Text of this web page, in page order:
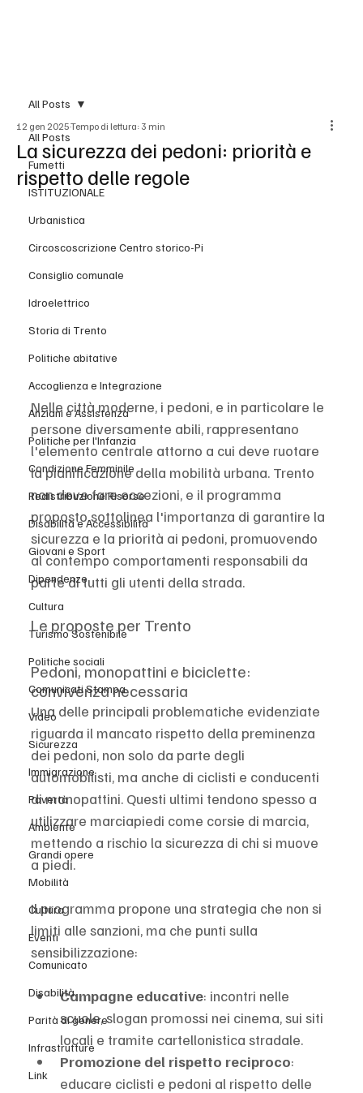
All Posts
Fumetti
ISTITUZIONALE
Urbanistica
Circoscoscrizione Centro storico-Pi
Consiglio comunale
Idroelettrico
Storia di Trento
Politiche abitative
Accoglienza e Integrazione
Anziani e Assistenza
Politiche per l'Infanzia
Condizione Femminile
Redistribuzione Risorse
Disabilità e Accessibilità
Giovani e Sport
Dipendenze
Cultura
Turismo Sostenibile
Politiche sociali
Comunicati Stampa
Video
Sicurezza
Immigrazione
Povertà
Ambiente
Grandi opere
Mobilità
Cultura
Eventi
Comunicato
Disabilità
Parità di genere
Infrastrutture
Link
All Posts
La sicurezza dei pedoni: priorità e
rispetto delle regole
12 gen 2025Tempo di lettura: 3 min
Nelle città moderne, i pedoni, e in particolare le
persone diversamente abili, rappresentano
l'elemento centrale attorno a cui deve ruotare
la pianificazione della mobilità urbana. Trento
non deve fare eccezioni, e il programma
proposto sottolinea l'importanza di garantire la
sicurezza e la priorità ai pedoni, promuovendo
al contempo comportamenti responsabili da
parte di tutti gli utenti della strada.
Le proposte per Trento
Pedoni, monopattini e biciclette:
convivenza necessaria
Una delle principali problematiche evidenziate
riguarda il mancato rispetto della preminenza
dei pedoni, non solo da parte degli
automobilisti, ma anche di ciclisti e conducenti
di monopattini. Questi ultimi tendono spesso a
utilizzare marciapiedi come corsie di marcia,
mettendo a rischio la sicurezza di chi si muove
a piedi.
Il programma propone una strategia che non si
limiti alle sanzioni, ma che punti sulla
sensibilizzazione:
Campagne educative: incontri nelle
scuole, slogan promossi nei cinema, sui siti
locali e tramite cartellonistica stradale.
Promozione del rispetto reciproco:
educare ciclisti e pedoni al rispetto delle